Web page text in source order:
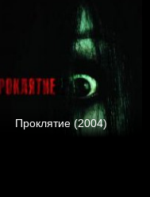
Проклятие (2004)